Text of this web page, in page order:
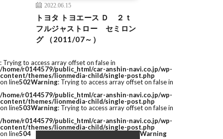
2022.06.15
トヨタ トヨエース Ｄ ２ｔ
フルジャストロー セミロン
グ （2011/07～）
: Trying to access array offset on false in
/home/r0144579/public_html/car-anshin-navi.co.jp/wp-
content/themes/lionmedia-child/single-post.php
on line502Warning: Trying to access array offset on false in
/home/r0144579/public_html/car-anshin-navi.co.jp/wp-
content/themes/lionmedia-child/single-post.php
on line503Warning: Trying to access array offset on false in
/home/r0144579/public_html/car-anshin-navi.co.jp/wp-
content/themes/lionmedia-child/single-post.php
on line504 Warning